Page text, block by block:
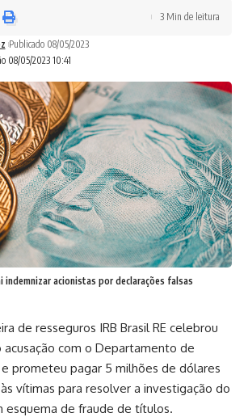
08/05/2023 10:41
Publicado 08/05/2023
3 Min de leitura
indemnizar acionistas por declarações falsas
de resseguros IRB Brasil RE celebrou
acusação com o Departamento de
e prometeu pagar 5 milhões de dólares
vítimas para resolver a investigação do
esquema de fraude de títulos.